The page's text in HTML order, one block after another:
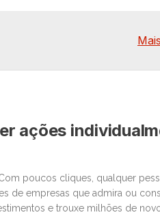
ações
poucos cliques, qualquer
de empresas que admira ou
e trouxe milhões de